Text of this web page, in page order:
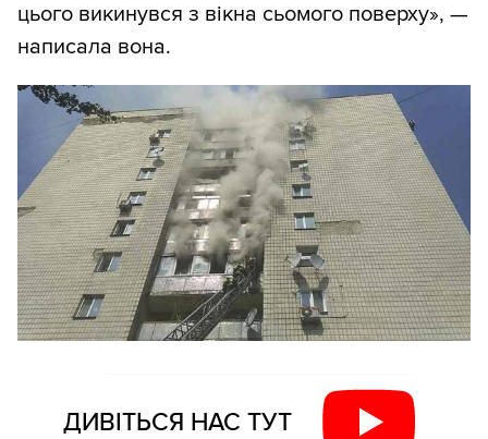
цього викинувся з вікна сьомого поверху», —
написала вона.
ДИВІТЬСЯ НАС ТУТ